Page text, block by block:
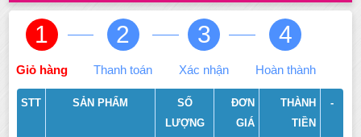
1
Giỏ hàng
2
Thanh toán
3
Xác nhận
4
Hoàn thành
STT SẢN PHẨM
SỐ
LƯỢNG
ĐƠN
GIÁ
THÀNH
TIỀN
-